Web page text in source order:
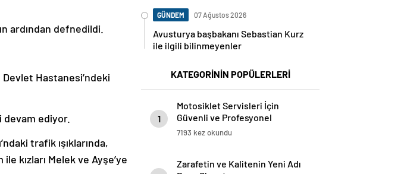
ardından defnedildi.
Devlet Hastanesi’ndeki
devam ediyor.
trafik ışıklarında,
kızları Melek ve Ayşe’ye
GÜNDEM 07 Ağustos 2026
Avusturya başbakanı Sebastian Kurz
ile ilgili bilinmeyenler
KATEGORİNİN POPÜLERLERİ
1
Motosiklet Servisleri İçin
Güvenli ve Profesyonel
Motosiklet Lifti Çözümleri
7193 kez okundu
Zarafetin ve Kalitenin Yeni Adı